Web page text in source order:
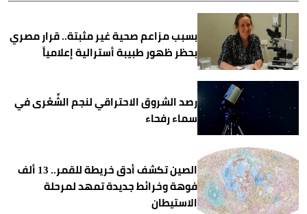
بسبب مزاعم صحية غير مثبتة.. قرار مصري
بحظر ظهور طبيبة أسترالية إعلامياً
رصد الشروق الاحتراقي لنجم الشِّعْرى في
سماء رفحاء
الصين تكشف أدق خريطة للقمر.. 13 ألف
فوهة وخرائط جديدة تمهد لمرحلة
الاستيطان